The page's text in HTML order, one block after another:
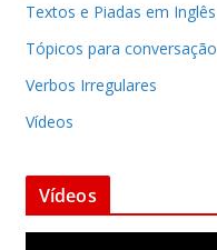
Textos e Piadas em Inglês
Tópicos para conversação
Verbos Irregulares
Vídeos
Vídeos